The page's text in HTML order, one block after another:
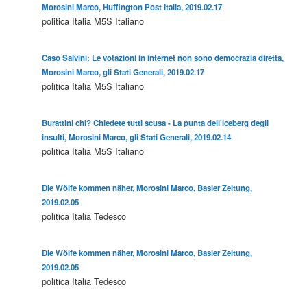
Morosini Marco, Huffington Post Italia, 2019.02.17
politica Italia M5S Italiano
Caso Salvini: Le votazioni in internet non sono democrazia diretta,
Morosini Marco, gli Stati Generali, 2019.02.17
politica Italia M5S Italiano
Burattini chi? Chiedete tutti scusa - La punta dell'iceberg degli
insulti, Morosini Marco, gli Stati Generali, 2019.02.14
politica Italia M5S Italiano
Die Wölfe kommen näher, Morosini Marco, Basler Zeitung,
2019.02.05
politica Italia Tedesco
Die Wölfe kommen näher, Morosini Marco, Basler Zeitung,
2019.02.05
politica Italia Tedesco